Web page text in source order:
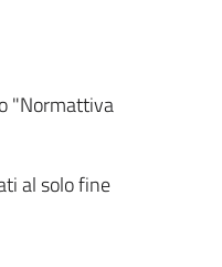
"Normattiva
al solo fine